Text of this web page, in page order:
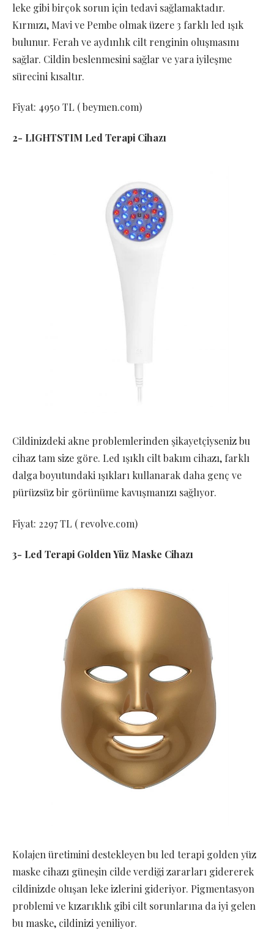
leke gibi birçok sorun için tedavi sağlamaktadır.
Kırmızı, Mavi ve Pembe olmak üzere 3 farklı led ışık
bulunur. Ferah ve aydınlık cilt renginin oluşmasını
sağlar. Cildin beslenmesini sağlar ve yara iyileşme
sürecini kısaltır.
Fiyat: 4950 TL ( beymen.com)
2- LIGHTSTIM Led Terapi Cihazı
Cildinizdeki akne problemlerinden şikayetçiyseniz bu
cihaz tam size göre. Led ışıklı cilt bakım cihazı, farklı
dalga boyutundaki ışıkları kullanarak daha genç ve
pürüzsüz bir görünüme kavuşmanızı sağlıyor.
Fiyat: 2297 TL ( revolve.com)
3- Led Terapi Golden Yüz Maske Cihazı
Kolajen üretimini destekleyen bu led terapi golden yüz
maske cihazı güneşin cilde verdiği zararları gidererek
cildinizde oluşan leke izlerini gideriyor. Pigmentasyon
problemi ve kızarıklık gibi cilt sorunlarına da iyi gelen
bu maske, cildinizi yeniliyor.